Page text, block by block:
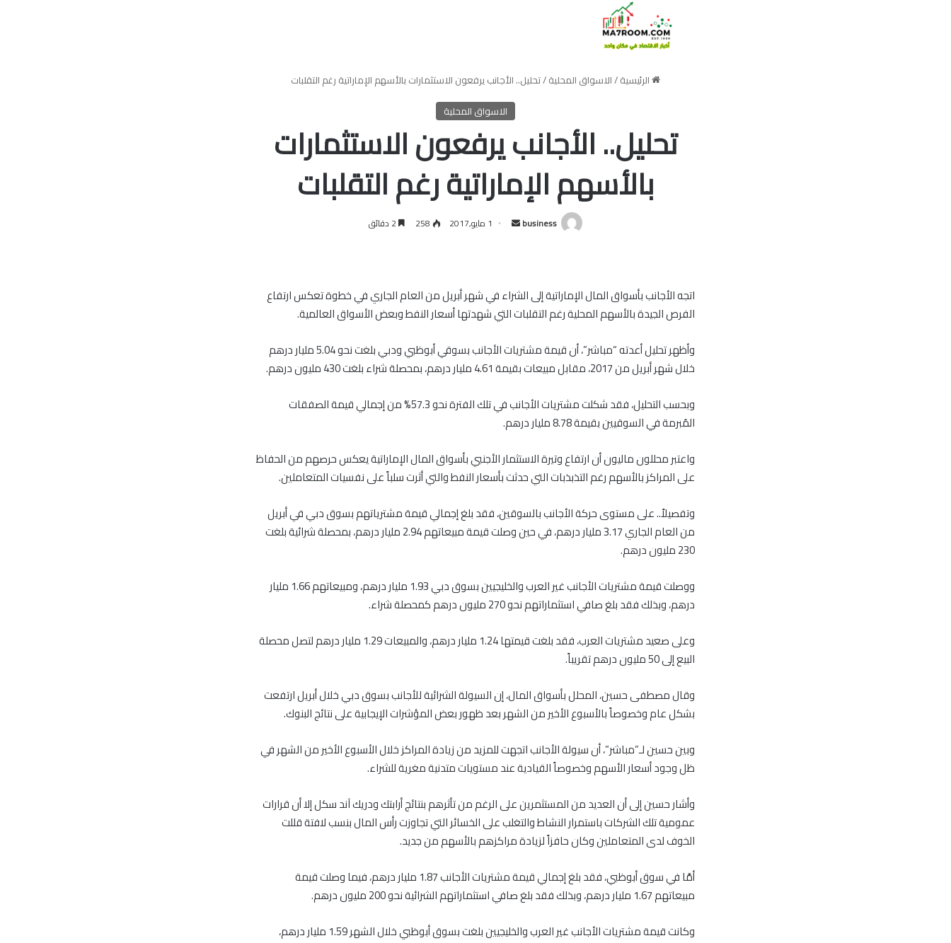
الرئيسية/الاسواق المحلية/تحليل.. الأجانب يرفعون الاستثمارات بالأسهم الإماراتية رغم التقلبات
الاسواق المحلية
تحليل.. الأجانب يرفعون الاستثمارات
بالأسهم الإماراتية رغم التقلبات
business
أرسل 1 مايو,2017 258
اتجه الأجانب بأسواق المال الإماراتية إلى الشراء في شهر أبريل من العام الجاري في خطوة تعكس ارتفاع
الفرص الجيدة بالأسهم المحلية رغم التقلبات التي شهدتها أسعار النفط وبعض الأسواق العالمية.
وأظهر تحليل أعدته “مباشر”، أن قيمة مشتريات الأجانب بسوقي أبوظبي ودبي بلغت نحو 5.04 مليار درهم
خلال شهر أبريل من 2017، مقابل مبيعات بقيمة 4.61 مليار درهم، بمحصلة شراء بلغت 430 مليون درهم.
وبحسب التحليل، فقد شكلت مشتريات الأجانب في تلك الفترة نحو 57.3% من إجمالي قيمة الصفقات
المُبرمة في السوقيين بقيمة 8.78 مليار درهم.
واعتبر محللون ماليون أن ارتفاع وتيرة الاستثمار الأجنبي بأسواق المال الإماراتية يعكس حرصهم من الحفاظ
على المراكز بالأسهم رغم التذبذبات التي حدثت بأسعار النفط والتي أثرت سلباً على نفسيات المتعاملين.
وتفصيلاً.. على مستوى حركة الأجانب بالسوقين، فقد بلغ إجمالي قيمة مشترياتهم بسوق دبي في أبريل
من العام الجاري 3.17 مليار درهم، في حين وصلت قيمة مبيعاتهم 2.94 مليار درهم، بمحصلة شرائية بلغت
230 مليون درهم.
ووصلت قيمة مشتريات الأجانب غير العرب والخليجيين بسوق دبي 1.93 مليار درهم، ومبيعاتهم 1.66 مليار
درهم، وبذلك فقد بلغ صافي استثماراتهم نحو 270 مليون درهم كمحصلة شراء.
وعلى صعيد مشتريات العرب، فقد بلغت قيمتها 1.24 مليار درهم، والمبيعات 1.29 مليار درهم لتصل محصلة
البيع إلى 50 مليون درهم تقريباً.
وقال مصطفى حسين، المحلل بأسواق المال، إن السيولة الشرائية للأجانب بسوق دبي خلال أبريل ارتفعت
بشكل عام وخصوصاً بالأسبوع الأخير من الشهر بعد ظهور بعض المؤشرات الإيجابية على نتائج البنوك.
وبين حسين لـ”مباشر”، أن سيولة الأجانب اتجهت للمزيد من زيادة المراكز خلال الأسبوع الأخير من الشهر في
ظل وجود أسعار الأسهم وخصوصاً القيادية عند مستويات متدنية مغرية للشراء.
وأشار حسين إلى أن العديد من المستثمرين على الرغم من تأثرهم بنتائج أرابتك ودريك آند سكل إلا أن قرارات
عمومية تلك الشركات باستمرار النشاط والتغلب على الخسائر التي تجاوزت رأس المال بنسب لافتة قللت
الخوف لدى المتعاملين وكان حافزاً لزيادة مراكزهم بالأسهم من جديد.
أمَّا في سوق أبوظبي، فقد بلغ إجمالي قيمة مشتريات الأجانب 1.87 مليار درهم، فيما وصلت قيمة
مبيعاتهم 1.67 مليار درهم، وبذلك فقد بلغ صافي استثماراتهم الشرائية نحو 200 مليون درهم.
وكانت قيمة مشتريات الأجانب غير العرب والخليجيين بلغت بسوق أبوظبي خلال الشهر 1.59 مليار درهم،